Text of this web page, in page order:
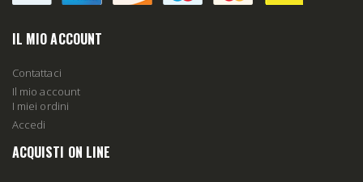
IL MIO ACCOUNT
Contattaci
Il mio account
I miei ordini
Accedi
ACQUISTI ON LINE